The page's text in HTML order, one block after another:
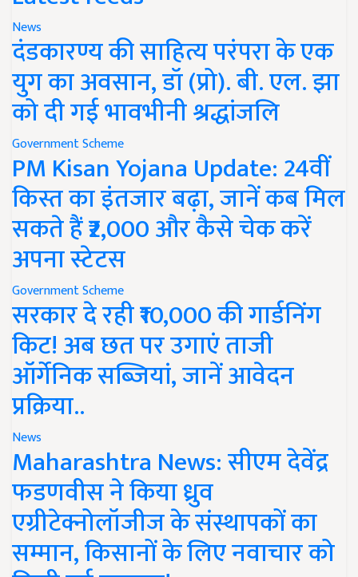
News
दंडकारण्य की साहित्य परंपरा के एक
युग का अवसान, डॉ (प्रो). बी. एल. झा
को दी गई भावभीनी श्रद्धांजलि
Government Scheme
PM Kisan Yojana Update: 24वीं
किस्त का इंतजार बढ़ा, जानें कब मिल
सकते हैं ₹2,000 और कैसे चेक करें
अपना स्टेटस
Government Scheme
सरकार दे रही ₹10,000 की गार्डनिंग
किट! अब छत पर उगाएं ताजी
ऑर्गेनिक सब्जियां, जानें आवेदन
प्रक्रिया..
News
Maharashtra News: सीएम देवेंद्र
फडणवीस ने किया ध्रुव
एग्रीटेक्नोलॉजीज के संस्थापकों का
सम्मान, किसानों के लिए नवाचार को